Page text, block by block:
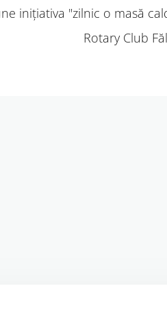
inițiativa "zilnic o masă
Rotary Club